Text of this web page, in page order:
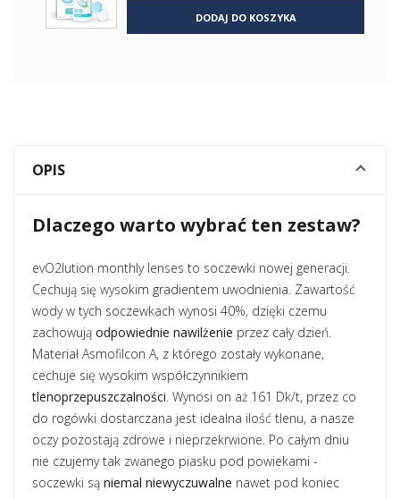
DODAJ DO KOSZYKA
OPIS
Dlaczego warto wybrać ten zestaw?
evO2lution monthly lenses to soczewki nowej generacji.
Cechują się wysokim gradientem uwodnienia. Zawartość
wody w tych soczewkach wynosi 40%, dzięki czemu
zachowują odpowiednie nawilżenie przez cały dzień.
Materiał Asmofilcon A, z którego zostały wykonane,
cechuje się wysokim współczynnikiem
tlenoprzepuszczalności. Wynosi on aż 161 Dk/t, przez co
do rogówki dostarczana jest idealna ilość tlenu, a nasze
oczy pozostają zdrowe i nieprzekrwione. Po całym dniu
nie czujemy tak zwanego piasku pod powiekami -
soczewki są niemal niewyczuwalne nawet pod koniec